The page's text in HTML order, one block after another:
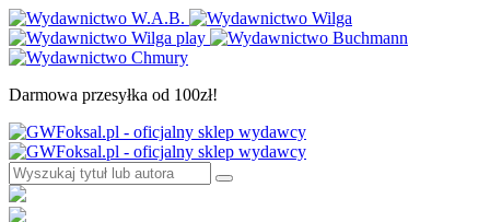
Darmowa przesyłka od 100zł!